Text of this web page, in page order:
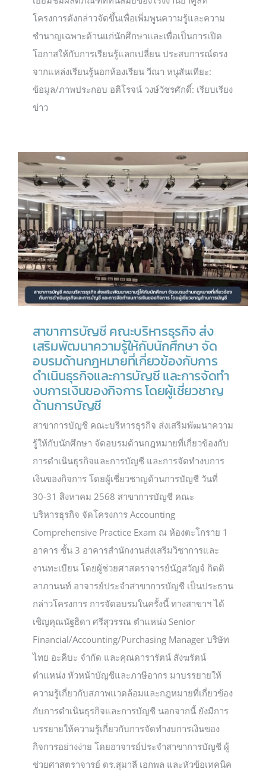
โครงการดังกล่าวจัดขึ้นเพื่อเพิ่มพูนความรู้และความ
ชำนาญเฉพาะด้านแก่นักศึกษาและเพื่อเป็นการเปิด
โอกาสให้กับการเรียนรู้แลกเปลี่ยน ประสบการณ์ตรง
จากแหล่งเรียนรู้นอกห้องเรียน วีณา หนูสันเทียะ:
ข้อมูล/ภาพประกอบ อติโรจน์ วงษ์วัชรศักดิ์: เรียบเรียง
ข่าว
สาขาการบัญชี คณะบริหารธุรกิจ ส่ง
เสริมพัฒนาความรู้ให้กับนักศึกษา จัด
อบรมด้านกฎหมายที่เกี่ยวข้องกับการ
ดำเนินธุรกิจและการบัญชี และการจัดทำ
งบการเงินของกิจการ โดยผู้เชี่ยวชาญ
ด้านการบัญชี
สาขาการบัญชี คณะบริหารธุรกิจ ส่งเสริมพัฒนาความ
รู้ให้กับนักศึกษา จัดอบรมด้านกฎหมายที่เกี่ยวข้องกับ
การดำเนินธุรกิจและการบัญชี และการจัดทำงบการ
เงินของกิจการ โดยผู้เชี่ยวชาญด้านการบัญชี วันที่
30-31 สิงหาคม 2568 สาขาการบัญชี คณะ
บริหารธุรกิจ จัดโครงการ Accounting
Comprehensive Practice Exam ณ ห้องตะโกราย 1
อาคาร ชั้น 3 อาคารสำนักงานส่งเสริมวิชาการและ
งานทะเบียน โดยผู้ช่วยศาสตราจารย์นัฎสวัญจ์ กิตติ
ลาภานนท์ อาจารย์ประจำสาขาการบัญชี เป็นประธาน
กล่าวโครงการ การจัดอบรมในครั้งนี้ ทางสาขาฯ ได้
เชิญคุณนัฐธิดา ศรีสุวรรณ ตำแหน่ง Senior
Financial/Accounting/Purchasing Manager บริษัท
ไทย อะคิบะ จำกัด และคุณดารารัตน์ สังฆรัตน์
ตำแหน่ง หัวหน้าบัญชีและภาษีอากร มาบรรยายให้
ความรู้เกี่ยวกับสภาพแวดล้อมและกฎหมายที่เกี่ยวข้อง
กับการดำเนินธุรกิจและการบัญชี นอกจากนี้ ยังมีการ
บรรยายให้ความรู้เกี่ยวกับการจัดทำงบการเงินของ
กิจการอย่างง่าย โดยอาจารย์ประจำสาขาการบัญชี ผู้
ช่วยศาสตราจารย์ ดร.สุมาลี เอกพล และหัวข้อเทคนิค